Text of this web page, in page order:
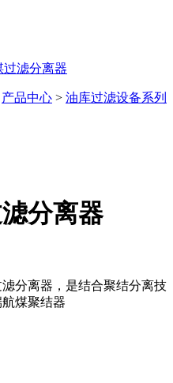
过滤分离器
产品中心 > 油库过滤设备系列
分离器
分离器，是结合聚结分离技
煤聚结器